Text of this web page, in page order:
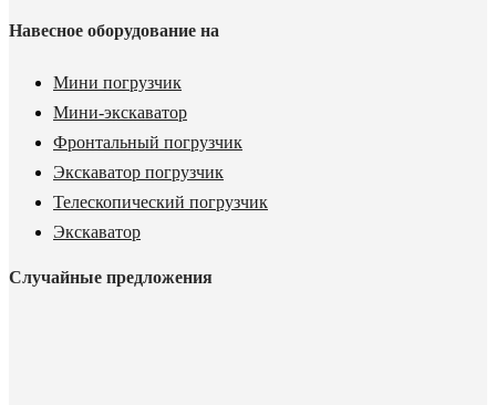
Навесное оборудование на
Мини погрузчик
Мини-экскаватор
Фронтальный погрузчик
Экскаватор погрузчик
Телескопический погрузчик
Экскаватор
Случайные предложения